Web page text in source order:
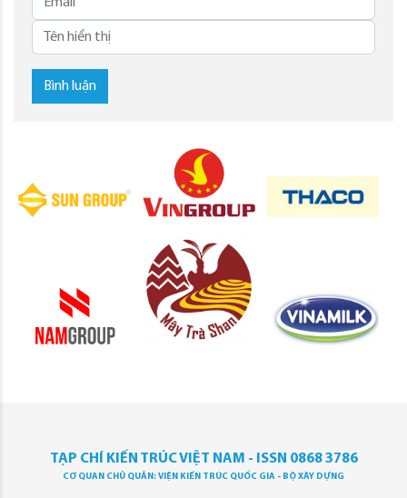
Bình luận
TẠP CHÍ KIẾN TRÚC VIỆT NAM - ISSN 0868 3786
CƠ QUAN CHỦ QUẢN: VIỆN KIẾN TRÚC QUỐC GIA - BỘ XÂY DỰNG